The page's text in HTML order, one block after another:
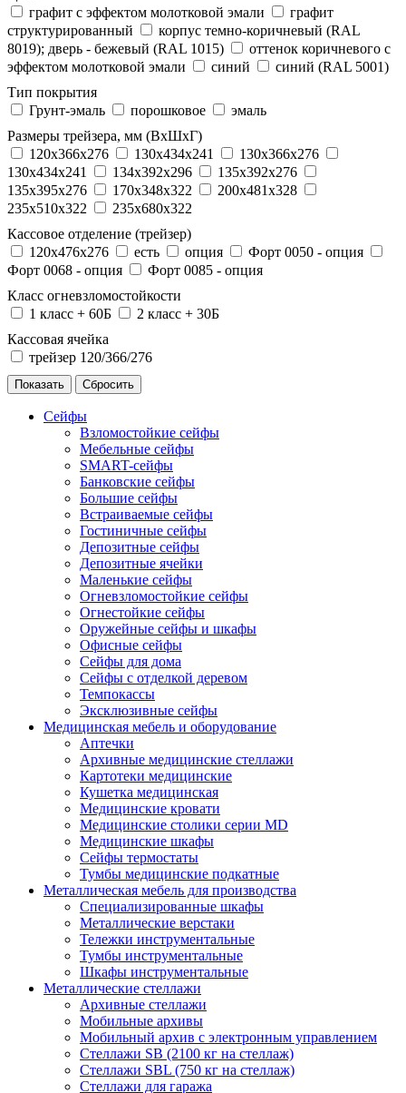
графит с эффектом молотковой эмали
графит
структурированный
корпус темно-коричневый (RAL
8019); дверь - бежевый (RAL 1015)
оттенок коричневого с
эффектом молотковой эмали
синий
синий (RAL 5001)
Тип покрытия
Грунт-эмаль
порошковое
эмаль
Размеры трейзера, мм (ВхШхГ)
120x366x276
130x434x241
130х366х276
130х434х241
134x392x296
135x392x276
135x395x276
170x348x322
200x481x328
235x510x322
235x680x322
Кассовое отделение (трейзер)
120х476х276
есть опция
Форт 0050 - опция
Форт 0068 - опция
Форт 0085 - опция
Класс огневзломостойкости
1 класс + 60Б
2 класс + 30Б
Кассовая ячейка
трейзер 120/366/276
Сейфы
Взломостойкие сейфы
Мебельные сейфы
SMART-сейфы
Банковские сейфы
Большие сейфы
Встраиваемые сейфы
Гостиничные сейфы
Депозитные сейфы
Депозитные ячейки
Маленькие сейфы
Огневзломостойкие сейфы
Огнестойкие сейфы
Оружейные сейфы и шкафы
Офисные сейфы
Сейфы для дома
Сейфы с отделкой деревом
Темпокассы
Эксклюзивные сейфы
Медицинская мебель и оборудование
Аптечки
Архивные медицинские стеллажи
Картотеки медицинские
Кушетка медицинская
Медицинские кровати
Медицинские столики серии MD
Медицинские шкафы
Сейфы термостаты
Тумбы медицинские подкатные
Металлическая мебель для производства
Cпециализированные шкафы
Металлические верстаки
Тележки инструментальные
Тумбы инструментальные
Шкафы инструментальные
Металлические стеллажи
Архивные стеллажи
Мобильные архивы
Мобильный архив с электронным управлением
Стеллажи SB (2100 кг на стеллаж)
Стеллажи SBL (750 кг на стеллаж)
Стеллажи для гаража